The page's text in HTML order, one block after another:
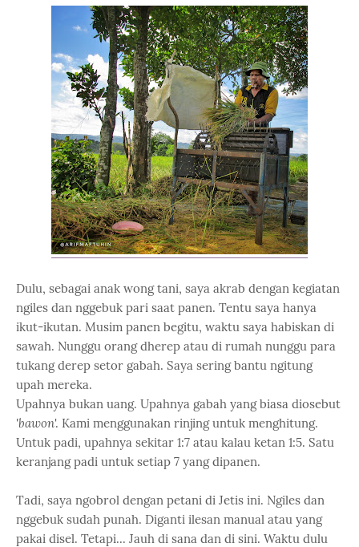
Dulu, sebagai anak wong tani, saya akrab dengan kegiatan
ngiles dan nggebuk pari saat panen. Tentu saya hanya
ikut-ikutan. Musim panen begitu, waktu saya habiskan di
sawah. Nunggu orang dherep atau di rumah nunggu para
tukang derep setor gabah. Saya sering bantu ngitung
upah mereka.
Upahnya bukan uang. Upahnya gabah yang biasa diosebut
'bawon'. Kami menggunakan rinjing untuk menghitung.
Untuk padi, upahnya sekitar 1:7 atau kalau ketan 1:5. Satu
keranjang padi untuk setiap 7 yang dipanen.
Tadi, saya ngobrol dengan petani di Jetis ini. Ngiles dan
nggebuk sudah punah. Diganti ilesan manual atau yang
pakai disel. Tetapi... Jauh di sana dan di sini. Waktu dulu